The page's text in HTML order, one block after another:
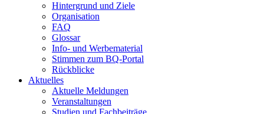
Hintergrund und Ziele
Organisation
FAQ
Glossar
Info- und Werbematerial
Stimmen zum BQ-Portal
Rückblicke
Aktuelles
Aktuelle Meldungen
Veranstaltungen
Studien und Fachbeiträge